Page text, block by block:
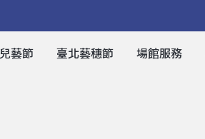
藝節 臺北藝穗節 場館服務